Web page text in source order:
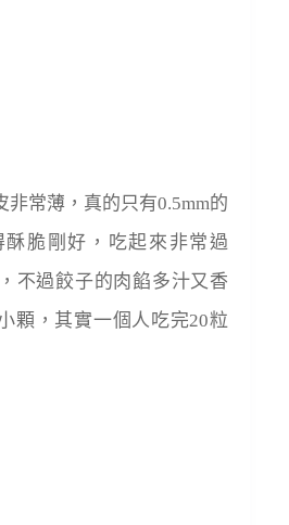
常薄，真的只有0.5mm的
脆剛好，吃起來非常過
不過餃子的肉餡多汁又香
顆，其實一個人吃完20粒